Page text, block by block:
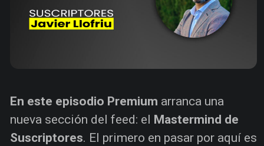
En este episodio Premium arranca una
nueva sección del feed: el
Mastermind de
Suscriptores. El primero en pasar por aquí es